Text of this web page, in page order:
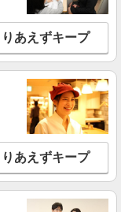
で介護デビュー＊
日払い有/週払い有/交
細を見る
りあえずキープ
りあえずキープ